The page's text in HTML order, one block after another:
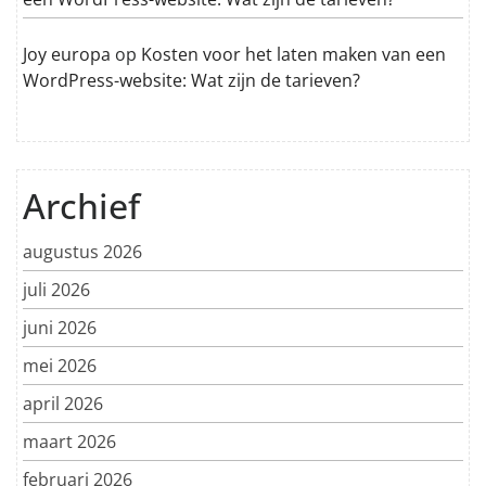
Joy europa op Kosten voor het laten maken van een
WordPress-website: Wat zijn de tarieven?
Archief
augustus 2026
juli 2026
juni 2026
mei 2026
april 2026
maart 2026
februari 2026